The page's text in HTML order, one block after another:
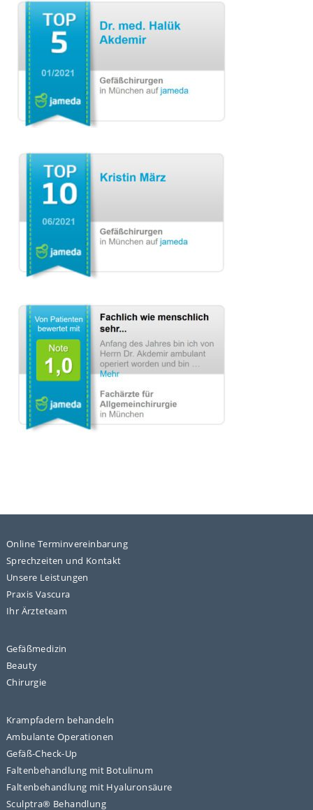
Online Terminvereinbarung
Sprechzeiten und Kontakt
Unsere Leistungen
Praxis Vascura
Ihr Ärzteteam
Gefäßmedizin
Beauty
Chirurgie
Krampfadern behandeln
Ambulante Operationen
Gefäß-Check-Up
Faltenbehandlung mit Botulinum
Faltenbehandlung mit Hyaluronsäure
Sculptra® Behandlung